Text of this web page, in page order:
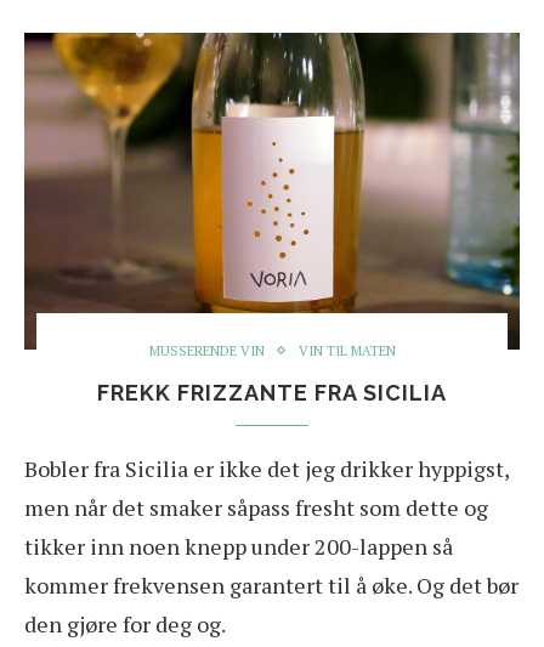
MUSSERENDE VIN VIN TIL MATEN
FREKK FRIZZANTE FRA SICILIA
Bobler fra Sicilia er ikke det jeg drikker hyppigst,
men når det smaker såpass fresht som dette og
tikker inn noen knepp under 200-lappen så
kommer frekvensen garantert til å øke. Og det bør
den gjøre for deg og.